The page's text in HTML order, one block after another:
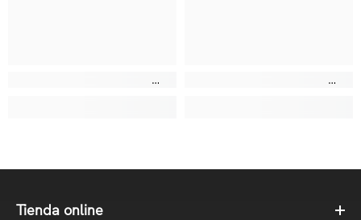
Tienda online